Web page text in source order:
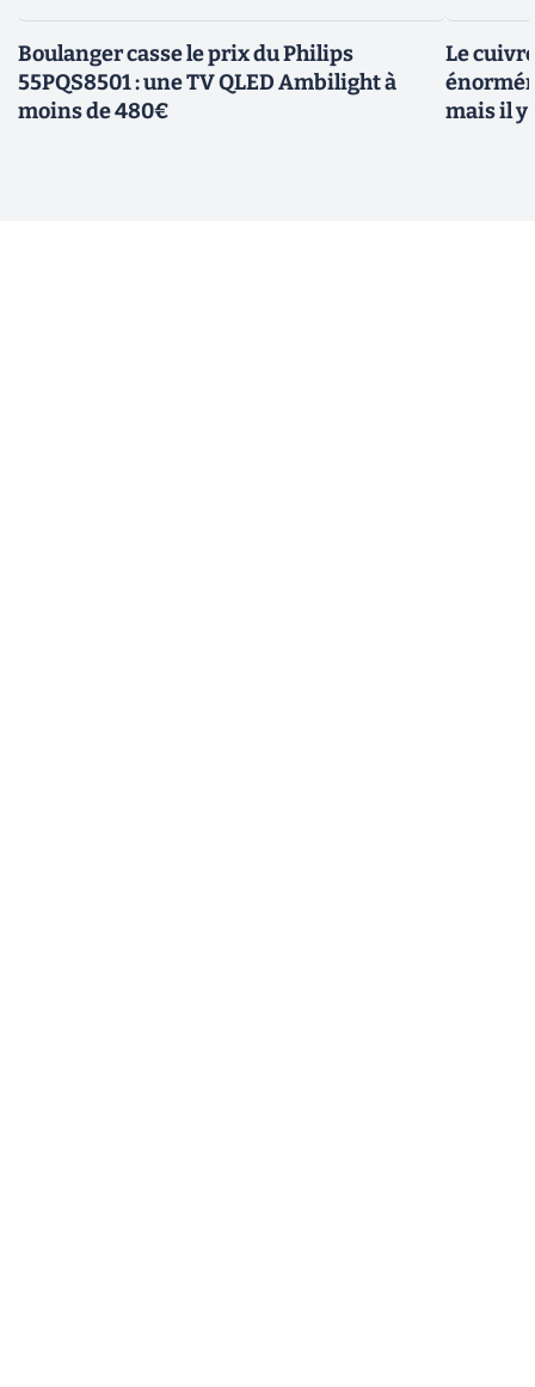
Boulanger casse le prix du Philips
55PQS8501 : une TV QLED Ambilight à
moins de 480€
Le
mais il y